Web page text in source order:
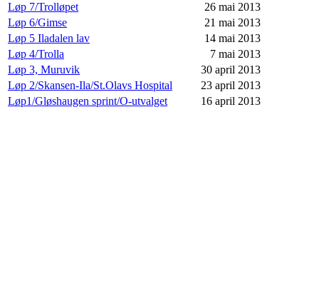
Løp 7/Trolløpet
26 mai 2013
Løp 6/Gimse
21 mai 2013
Løp 5 Iladalen lav
14 mai 2013
Løp 4/Trolla
7 mai 2013
Løp 3, Muruvik
30 april 2013
Løp 2/Skansen-Ila/St.Olavs Hospital
23 april 2013
Løp1/Gløshaugen sprint/O-utvalget
16 april 2013